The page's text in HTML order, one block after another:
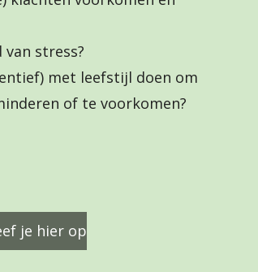
stress?
met leefstijl doen om
of te voorkomen?
je hier op